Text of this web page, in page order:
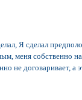
Я сделал
меня собственно
не договаривает, а